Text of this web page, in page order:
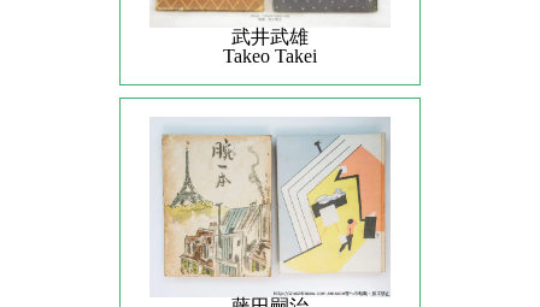
武井武雄
Takeo Takei